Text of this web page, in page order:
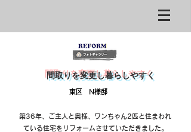
​間取りを変更し暮らしやすく
築36年、ご主人と奥様、ワンちゃん2匹と住まわれ
ている住宅をリフォームさせていただきました。
東区 N様邸